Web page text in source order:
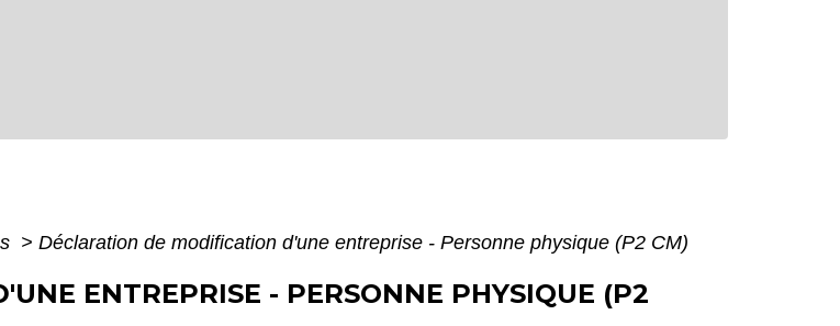
> Déclaration de modification d'une entreprise - Personne physique (P2 CM)
ENTREPRISE - PERSONNE PHYSIQUE (P2